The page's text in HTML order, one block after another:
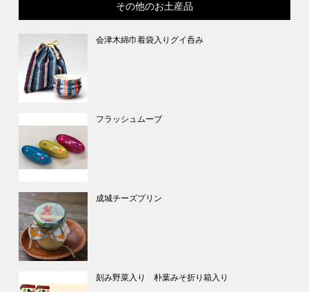
その他のお土産品
会津木綿巾着袋入りグイ呑み
フラッシュムーブ
成城チーズプリン
刻み野菜入り 朴葉みそ折り箱入り